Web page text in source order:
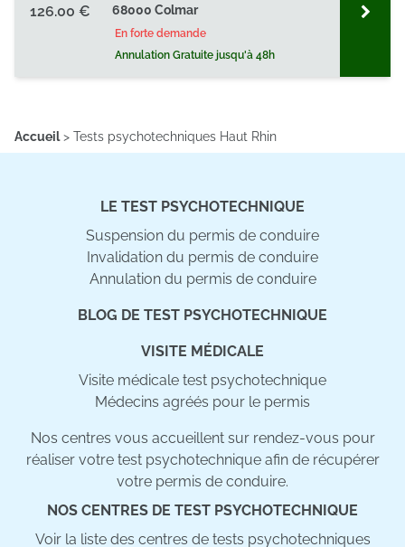
126.00 €
68000 Colmar
En forte demande
Annulation Gratuite jusqu'à 48h
Accueil> Tests psychotechniques Haut Rhin
LE TEST PSYCHOTECHNIQUE
Suspension du permis de conduire
Invalidation du permis de conduire
Annulation du permis de conduire
BLOG DE TEST PSYCHOTECHNIQUE
VISITE MÉDICALE
Visite médicale test psychotechnique
Médecins agréés pour le permis
Nos centres vous accueillent sur rendez-vous pour
réaliser votre test psychotechnique afin de récupérer
votre permis de conduire.
NOS CENTRES DE TEST PSYCHOTECHNIQUE
Voir la liste des centres de tests psychotechniques